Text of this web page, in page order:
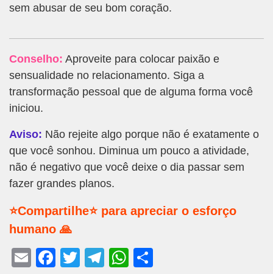
sem abusar de seu bom coração.
Conselho: Aproveite para colocar paixão e
sensualidade no relacionamento. Siga a
transformação pessoal que de alguma forma você
iniciou.
Aviso: Não rejeite algo porque não é exatamente o
que você sonhou. Diminua um pouco a atividade,
não é negativo que você deixe o dia passar sem
fazer grandes planos.
⭐Compartilhe⭐ para apreciar o esforço
humano 🙏
E
F
T
T
W